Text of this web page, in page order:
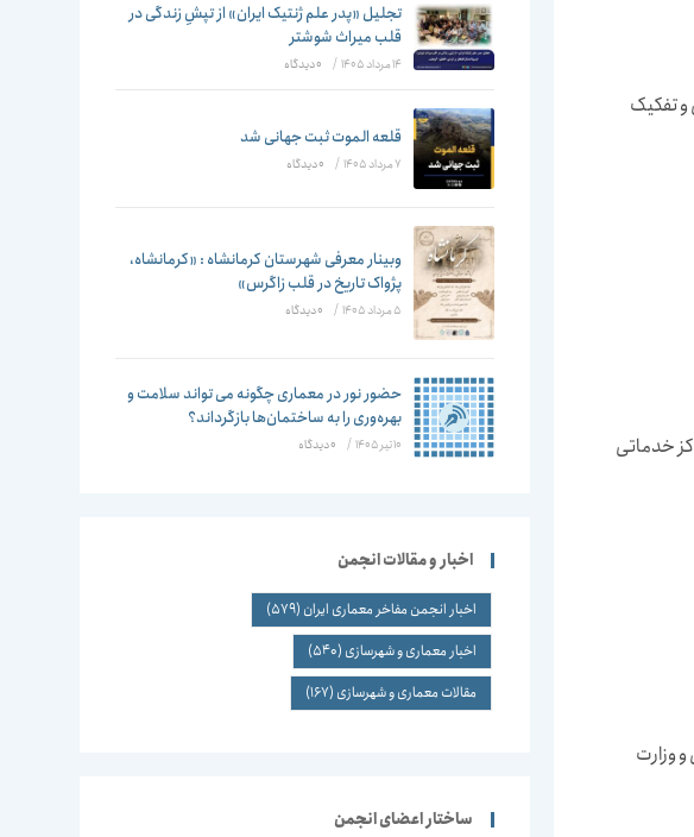
و تفکیک
خدماتی
وزارت
تجلیل «پدر علم ژنتیک ایران» از تپشِ زندگی در
قلب میراث شوشتر
14 مرداد 1405 / ۰ دیدگاه
قلعه الموت ثبت جهانی شد
7 مرداد 1405 / ۰ دیدگاه
وبینار معرفی شهرستان کرمانشاه : «کرمانشاه،
پژواک تاریخ در قلب زاگرس»
5 مرداد 1405 / ۰ دیدگاه
حضور نور در معماری چگونه می تواند سلامت و
بهره‌وری را به ساختمان‌ها بازگرداند؟
10 تیر 1405 / ۰ دیدگاه
اخبار و مقالات انجمن
اخبار انجمن مفاخر معماری ایران (579)
اخبار معماری و شهرسازی (540)
مقالات معماری و شهرسازی (167)
ساختار اعضای انجمن